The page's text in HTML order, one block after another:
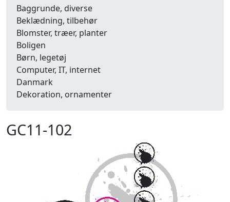
Baggrunde, diverse
Beklædning, tilbehør
Blomster, træer, planter
Boligen
Børn, legetøj
Computer, IT, internet
Danmark
Dekoration, ornamenter
Efterår
Fænomener, begreber
Fastelavn, karneval
GC11-102